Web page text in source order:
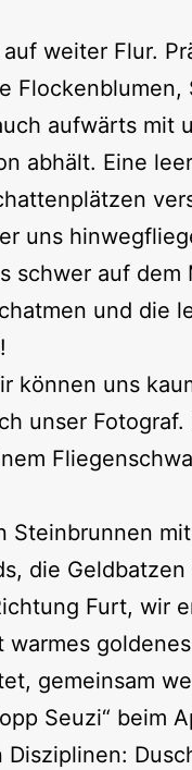
weiter Flur.
Flockenblumen,
aufwärts mit
abhält. Eine
uns
schwer auf dem
und die
können uns
unser Fotograf.
Steinbrunnen mit
die Geldbatzen
Furt, wir
gemeinsam
Seuzi“ beim